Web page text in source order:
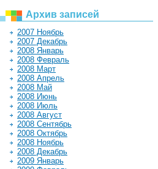
Архив записей
2007 Ноябрь
2007 Декабрь
2008 Январь
2008 Февраль
2008 Март
2008 Апрель
2008 Май
2008 Июнь
2008 Июль
2008 Август
2008 Сентябрь
2008 Октябрь
2008 Ноябрь
2008 Декабрь
2009 Январь